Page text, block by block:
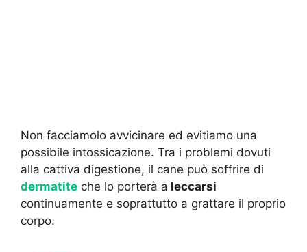
Non facciamolo avvicinare ed evitiamo una
possibile intossicazione. Tra i problemi dovuti
alla cattiva digestione, il cane può soffrire di
dermatite che lo porterà a leccarsi
continuamente e soprattutto a grattare il proprio
corpo.